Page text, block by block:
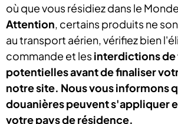
où que vous résidiez dans le
Attention, certains produits ne
au transport aérien, vérifiez bien
commande et lesinterdictions
potentielles avant de finaliser
notre site. Nous vous informons
douanières peuvent s'appliquer
votre pays de résidence.